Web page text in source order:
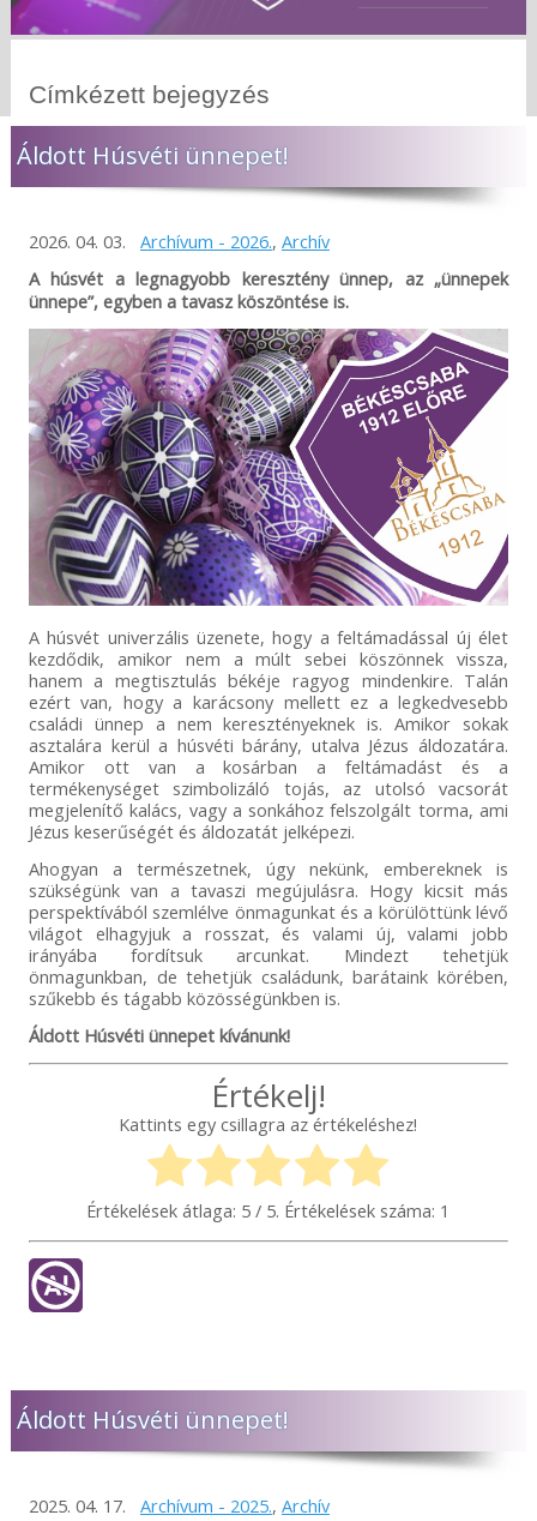
Címkézett bejegyzés
Áldott Húsvéti ünnepet!
2026. 04. 03. Archívum - 2026., Archív
A húsvét a legnagyobb keresztény ünnep, az „ünnepek
ünnepe”, egyben a tavasz köszöntése is.
A húsvét univerzális üzenete, hogy a feltámadással új élet
kezdődik, amikor nem a múlt sebei köszönnek vissza,
hanem a megtisztulás békéje ragyog mindenkire. Talán
ezért van, hogy a karácsony mellett ez a legkedvesebb
családi ünnep a nem keresztényeknek is. Amikor sokak
asztalára kerül a húsvéti bárány, utalva Jézus áldozatára.
Amikor ott van a kosárban a feltámadást és a
termékenységet szimbolizáló tojás, az utolsó vacsorát
megjelenítő kalács, vagy a sonkához felszolgált torma, ami
Jézus keserűségét és áldozatát jelképezi.
Ahogyan a természetnek, úgy nekünk, embereknek is
szükségünk van a tavaszi megújulásra. Hogy kicsit más
perspektívából szemlélve önmagunkat és a körülöttünk lévő
világot elhagyjuk a rosszat, és valami új, valami jobb
irányába fordítsuk arcunkat. Mindezt tehetjük
önmagunkban, de tehetjük családunk, barátaink körében,
szűkebb és tágabb közösségünkben is.
Áldott Húsvéti ünnepet kívánunk!
Értékelj!
Kattints egy csillagra az értékeléshez!
Értékelések átlaga: 5 / 5. Értékelések száma: 1
Áldott Húsvéti ünnepet!
2025. 04. 17. Archívum - 2025., Archív